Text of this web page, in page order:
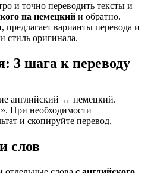
и точно переводить тексты и
на немецкий и обратно.
предлагает варианты перевода и
стиль оригинала.
3 шага к переводу
английский ↔ немецкий.
При необходимости
и скопируйте перевод.
слов